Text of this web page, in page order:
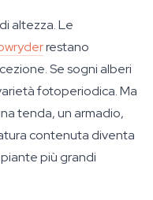
altezza. Le
restano
Se sogni alberi
fotoperiodica. Ma
tenda, un armadio,
contenuta diventa
più grandi